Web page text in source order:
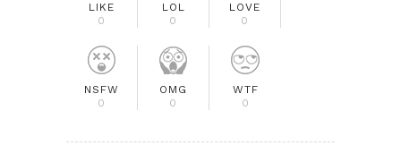
LIKE
0
LOL
0
LOVE
0
NSFW
0
OMG
0
WTF
0